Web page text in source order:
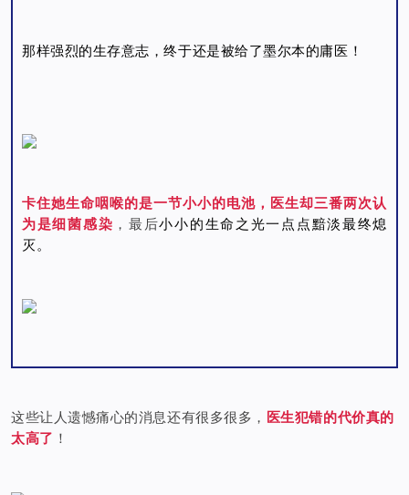
那样强烈的生存意志，终于还是被给了墨尔本的庸医！
卡住她生命咽喉的是一节小小的电池，医生却三番两次认
为是细菌感染 ，最后小小的生命之光一点点黯淡最终熄
灭。
这些让人遗憾痛心的消息还有很多很多， 医生犯错的代价真的
太高了 ！